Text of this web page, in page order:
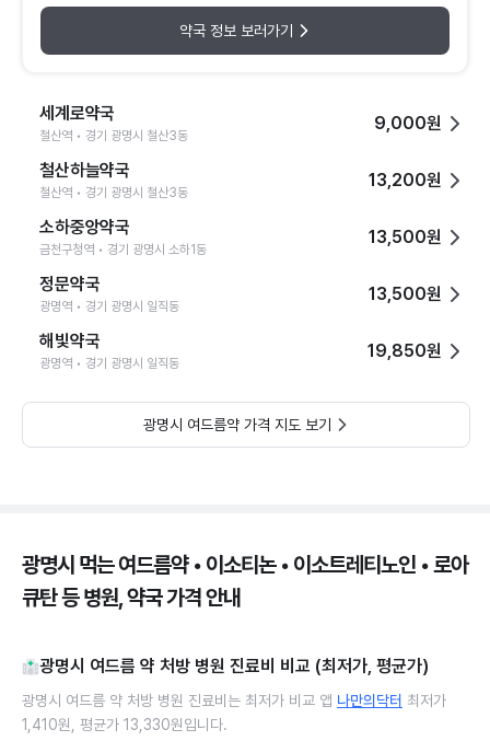
약국 정보 보러가기
세계로약국
철산역 • 경기 광명시 철산3동
9,000원
철산하늘약국
철산역 • 경기 광명시 철산3동
13,200원
소하중앙약국
금천구청역 • 경기 광명시 소하1동
13,500원
정문약국
광명역 • 경기 광명시 일직동
13,500원
해빛약국
광명역 • 경기 광명시 일직동
19,850원
광명시 여드름약 가격 지도 보기
광명시 먹는 여드름약 • 이소티논 • 이소트레티노인 • 로아
큐탄 등 병원, 약국 가격 안내
광명시 여드름 약 처방 병원 진료비 비교 (최저가, 평균가)
광명시 여드름 약 처방 병원 진료비는 최저가 비교 앱 나만의닥터 최저가
1,410원, 평균가 13,330원입니다.